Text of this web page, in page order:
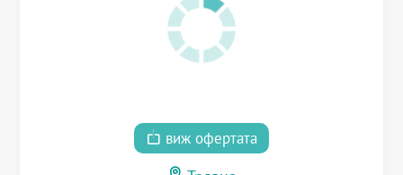
виж офертата